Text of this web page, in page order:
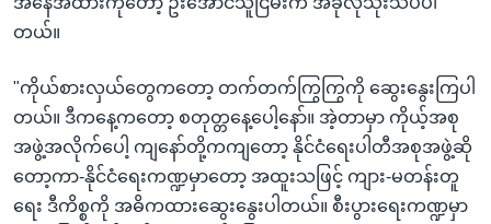
တယ်။
"ကိုယ်စားလှယ်တွေကတော့ တက်တက်ကြွကြွကို ဆွေးနွေးကြပါ
တယ်။ ဒီကနေ့ကတော့ စတုတ္တနေ့ပေါ့နော်။ အဲ့တာမှာ ကိုယ့်အစု
အဖွဲ့အလိုက်ပေါ့ ကျနော်တို့ကကျတော့ နိုင်ငံရေးပါတီအစုအဖွဲ့ဆို
တော့ကာ-နိုင်ငံရေးကဏ္ဍမှာတော့ အထူးသဖြင့် ကျား-မတန်းတူ
ရေး ဒီကိစ္စကို အဓိကထားဆွေးနွေးပါတယ်။ စီးပွားရေးကဏ္ဍမှာ